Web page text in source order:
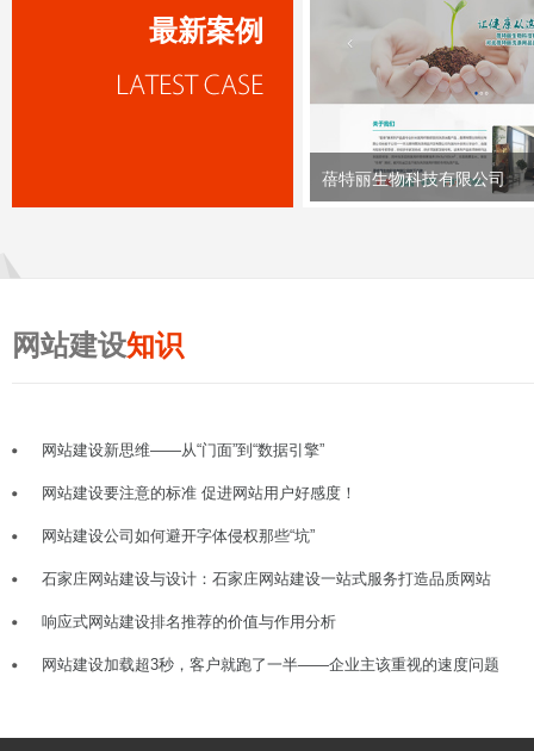
最新案例
蓓特丽生物科技有限公司
网站建设知识
网站建设新思维——从“门面”到“数据引擎”
网站建设要注意的标准 促进网站用户好感度！
网站建设公司如何避开字体侵权那些“坑”
石家庄网站建设与设计：石家庄网站建设一站式服务打造品质网站
响应式网站建设排名推荐的价值与作用分析
网站建设加载超3秒，客户就跑了一半——企业主该重视的速度问题